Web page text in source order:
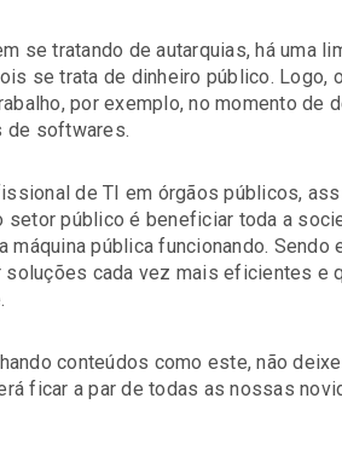
se tratando de autarquias, há uma
se trata de dinheiro público. Logo,
por exemplo, no momento de
de softwares.
de TI em órgãos públicos,
setor público é beneficiar toda a
máquina pública funcionando.
soluções cada vez mais eficientes e
conteúdos como este, não
ficar a par de todas as nossas